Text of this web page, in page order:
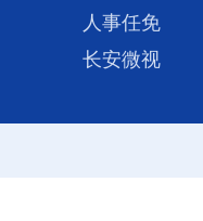
人事任免
长安微视